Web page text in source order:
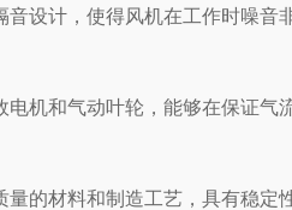
计，使得风机在工作时噪音非
机和气动叶轮，能够在保证气流
材料和制造工艺，具有稳定性